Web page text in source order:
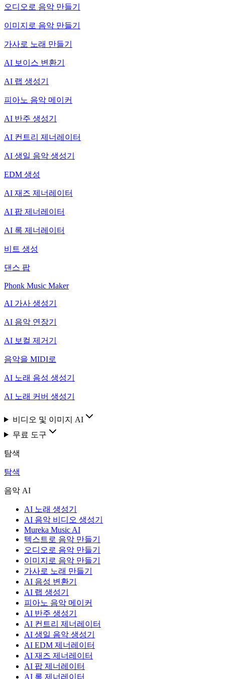
오디오로 음악 만들기
이미지로 음악 만들기
가사로 노래 만들기
AI 보이스 변환기
AI 랩 생성기
피아노 음악 메이커
AI 반주 생성기
AI 컨트리 제너레이터
AI 생일 음악 생성기
EDM 생성
AI 재즈 제너레이터
AI 팝 제너레이터
AI 록 제너레이터
비트 생성
댄스 팝
Phonk Music Maker
AI 가사 생성기
AI 음악 연장기
AI 보컬 제거기
음악을 MIDI로
AI 노래 음성 생성기
AI 노래 커버 생성기
비디오 및 이미지 AI
무료 도구
탐색
탐색
음악 AI
AI 노래 생성기
AI 음악 비디오 생성기
Mureka Music AI
텍스트로 음악 만들기
오디오로 음악 만들기
이미지로 음악 만들기
가사로 노래 만들기
AI 음성 변환기
AI 랩 생성기
피아노 음악 메이커
AI 반주 생성기
AI 컨트리 제너레이터
AI 생일 음악 생성기
AI EDM 제너레이터
AI 재즈 제너레이터
AI 팝 제너레이터
AI 록 제너레이터